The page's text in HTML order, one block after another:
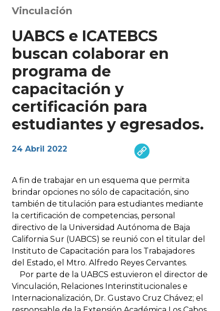
Vinculación
UABCS e ICATEBCS
buscan colaborar en
programa de
capacitación y
certificación para
estudiantes y egresados.
24 Abril 2022
A fin de trabajar en un esquema que permita
brindar opciones no sólo de capacitación, sino
también de titulación para estudiantes mediante
la certificación de competencias, personal
directivo de la Universidad Autónoma de Baja
California Sur (UABCS) se reunió con el titular del
Instituto de Capacitación para los Trabajadores
del Estado, el Mtro. Alfredo Reyes Cervantes.
Por parte de la UABCS estuvieron el director de
Vinculación, Relaciones Interinstitucionales e
Internacionalización, Dr. Gustavo Cruz Chávez; el